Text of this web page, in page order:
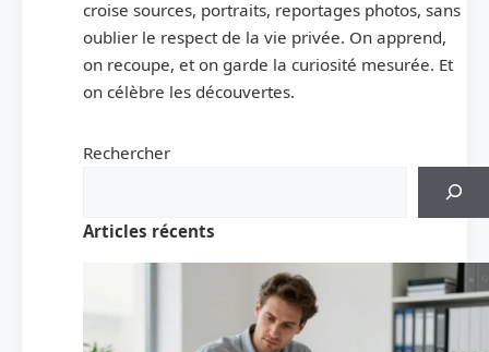
croise sources, portraits, reportages photos, sans
oublier le respect de la vie privée. On apprend,
on recoupe, et on garde la curiosité mesurée. Et
on célèbre les découvertes.
Rechercher
Articles récents